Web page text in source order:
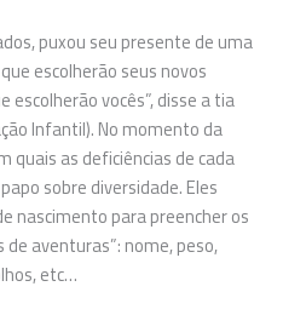
puxou seu presente de uma
escolherão seus novos
escolherão vocês”, disse a tia
Infantil). No momento da
quais as deficiências de cada
sobre diversidade. Eles
nascimento para preencher os
de aventuras”: nome, peso,
etc…